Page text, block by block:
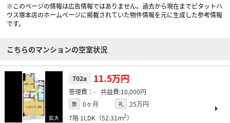
※このページの情報は広告情報ではありません。過去から現在までピタットハ
ウス塚本店のホームぺージに掲載されていた物件情報を元に生成した参考情報
です。
こちらのマンションの空室状況
702a 11.5万円
- 10,000円
敷 0ヶ月 礼
25万円
7階 1LDK（52.31ｍ2）